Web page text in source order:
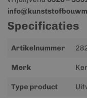
Specificaties
Meer
Artikelnummer
Merk
Type product